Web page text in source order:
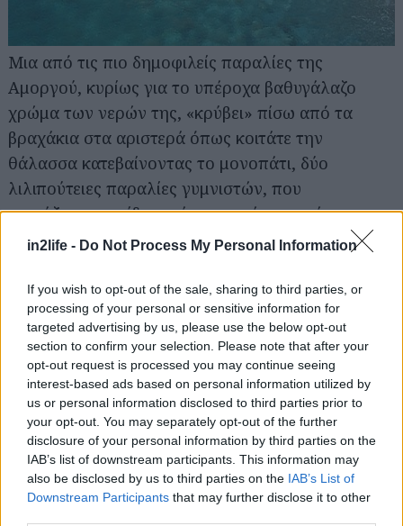
in2life - Do Not Process My Personal Information
If you wish to opt-out of the sale, sharing to third parties, or
processing of your personal or sensitive information for
targeted advertising by us, please use the below opt-out
section to confirm your selection. Please note that after your
opt-out request is processed you may continue seeing
interest-based ads based on personal information utilized by
us or personal information disclosed to third parties prior to
your opt-out. You may separately opt-out of the further
disclosure of your personal information by third parties on the
IAB’s list of downstream participants. This information may
also be disclosed by us to third parties on the IAB’s List of
Downstream Participants that may further disclose it to other
Μια από τις πιο δημοφιλείς παραλίες της
Αμοργού, κυρίως για το υπέροχα βαθυγάλαζο
χρώμα των νερών της, «κρύβει» πίσω από τα
βραχάκια στα αριστερά όπως κοιτάτε την
θάλασσα κατεβαίνοντας το μονοπάτι, δύο
λιλιπούτειες παραλίες γυμνιστών, που
μοιράζονται το ίδιο υπέροχο χρώμα νερών με τη
μεγάλη παραλία –απλά σε έκδοση χωρίς μαγιό.
Καράβι και Λια, Σέριφος
για...